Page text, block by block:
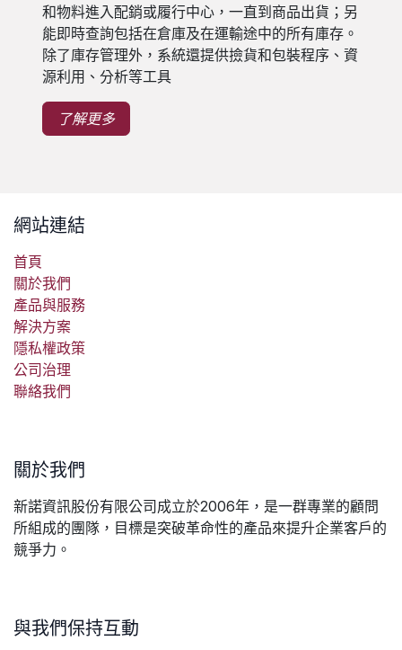
和物料進入配銷或履行中心，一直到商品出貨；另
能即時查詢包括在倉庫及在運輸途中的所有庫存。
除了庫存管理外，系統還提供撿貨和包裝程序、資
源利用、分析等工具
了解更多
網站連結
首頁
關於我們
產品與服務
解決方案
隱私權政策
公司治理
聯絡我們
關於我們
新諾資訊股份有限公司成立於2006年，是一群專業的顧問
所組成的團隊，目標是突破革命性的產品來提升企業客戶的
競爭力。
與我們保持互動